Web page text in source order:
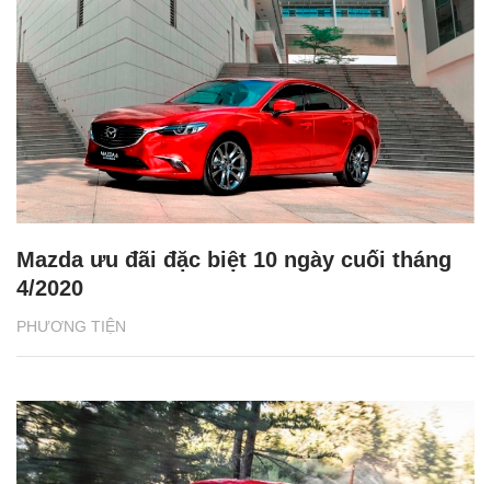
PHƯƠNG TIỆN
Mazda ưu đãi đặc biệt 10 ngày cuối tháng
4/2020